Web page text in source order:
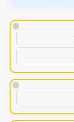
!
!